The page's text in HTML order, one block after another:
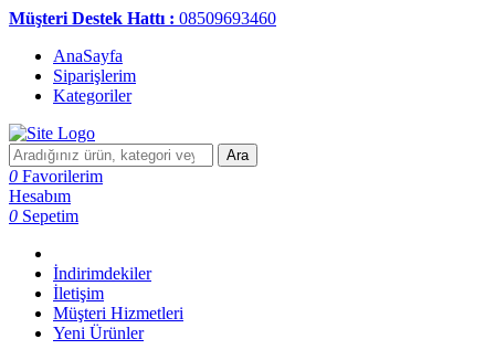
Müşteri Destek Hattı : 08509693460
AnaSayfa
Siparişlerim
Kategoriler
Ara
0 Favorilerim
Hesabım
0 Sepetim
İndirimdekiler
İletişim
Müşteri Hizmetleri
Yeni Ürünler